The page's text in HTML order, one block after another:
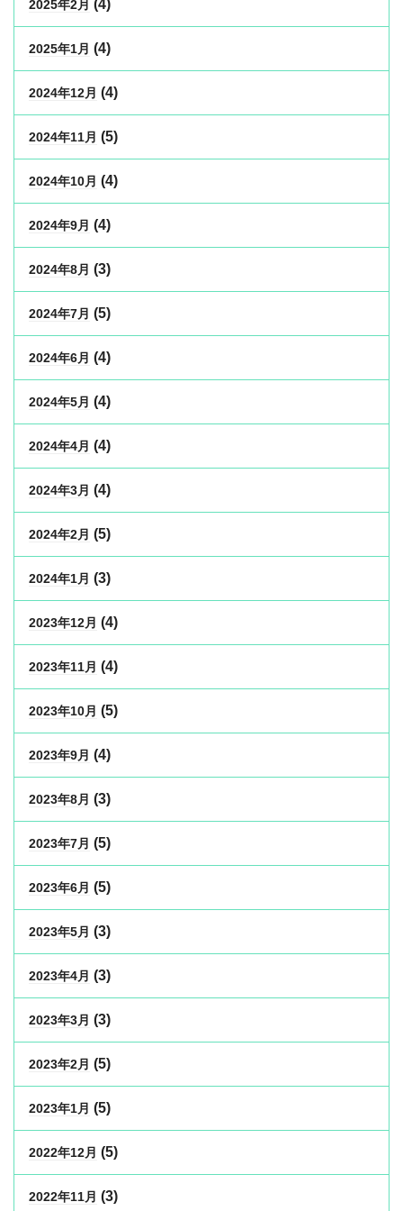
2025年2月 (4)
2025年1月 (4)
2024年12月 (4)
2024年11月 (5)
2024年10月 (4)
2024年9月 (4)
2024年8月 (3)
2024年7月 (5)
2024年6月 (4)
2024年5月 (4)
2024年4月 (4)
2024年3月 (4)
2024年2月 (5)
2024年1月 (3)
2023年12月 (4)
2023年11月 (4)
2023年10月 (5)
2023年9月 (4)
2023年8月 (3)
2023年7月 (5)
2023年6月 (5)
2023年5月 (3)
2023年4月 (3)
2023年3月 (3)
2023年2月 (5)
2023年1月 (5)
2022年12月 (5)
2022年11月 (3)